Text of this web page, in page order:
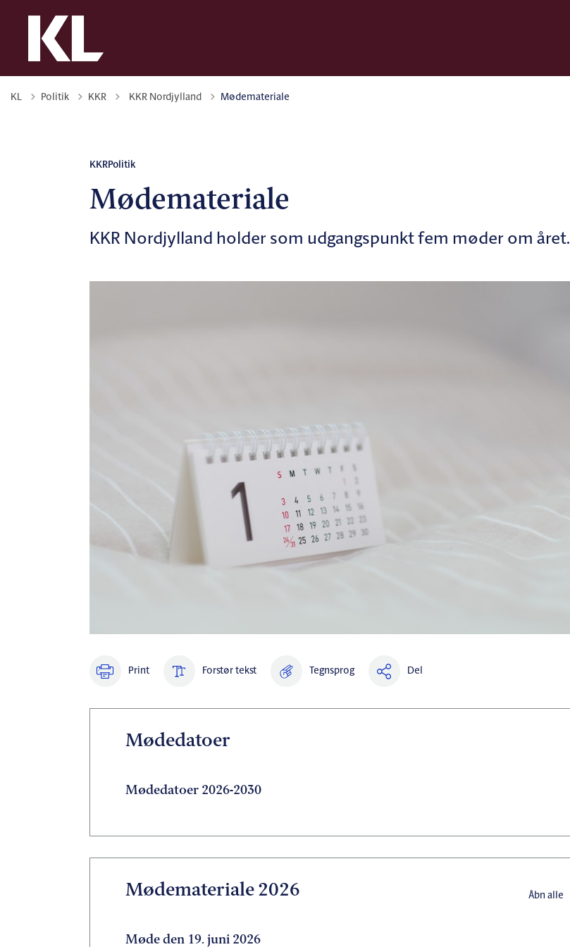
KL Politik KKR Tilbage til
KKR Nordjylland Mødemateriale
KKRPolitik
Mødemateriale
KKR Nordjylland holder som udgangspunkt fem møder om året.
Print Forstør tekst Tegnsprog Del
Mødedatoer
Mødedatoer 2026-2030
Mødemateriale 2026 Åbn alle
Møde den 19. juni 2026